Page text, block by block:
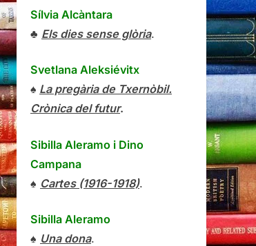
Sílvia Alcàntara
♣ Els dies sense glòria.
Svetlana Aleksiévitx
♠ La pregària de Txernòbil.
Crònica del futur.
Sibilla Aleramo i Dino
Campana
♠ Cartes (1916-1918).
Sibilla Aleramo
♠ Una dona.